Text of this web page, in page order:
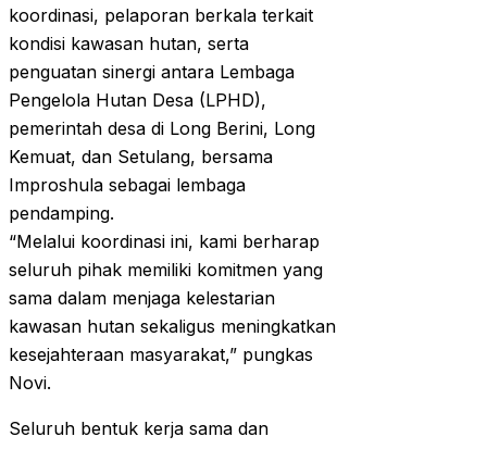
koordinasi, pelaporan berkala terkait
kondisi kawasan hutan, serta
penguatan sinergi antara Lembaga
Pengelola Hutan Desa (LPHD),
pemerintah desa di Long Berini, Long
Kemuat, dan Setulang, bersama
Improshula sebagai lembaga
pendamping.
“Melalui koordinasi ini, kami berharap
seluruh pihak memiliki komitmen yang
sama dalam menjaga kelestarian
kawasan hutan sekaligus meningkatkan
kesejahteraan masyarakat,” pungkas
Novi.
Seluruh bentuk kerja sama dan